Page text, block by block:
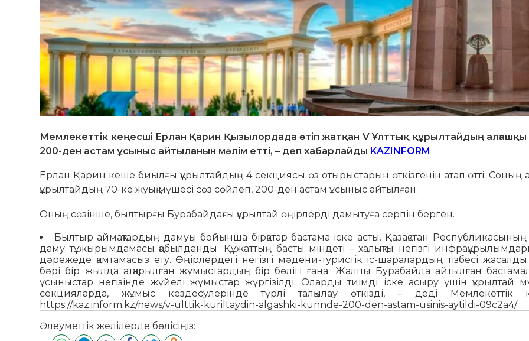
Мемлекеттік кеңесші Ерлан Қарин Қызылордада өтіп жатқан V Ұлттық құрылтайдың алғашқы
200-ден астам ұсыныс айтылғанын мәлім етті, – деп хабарлайды KAZINFORM
Ерлан Қарин кеше биылғы құрылтайдың 4 секциясы өз отырыстарын өткізгенін атап өтті. Соның
құрылтайдың 70-ке жуық мүшесі сөз сөйлеп, 200-ден астам ұсыныс айтылған.
Оның сөзінше, былтырғы Бурабайдағы құрылтай өңірлерді дамытуға серпін берген.
Былтыр аймақтардың дамуы бойынша бірқатар бастама іске асты. Қазақстан Республикасының
даму тұжырымдамасы қабылданды. Құжаттың басты міндеті – халықты негізгі
дәрежеде қамтамасыз ету. Өңірлердегі негізгі мәдени-туристік іс-шаралардың тізбесі
бәрі бір жылда атқарылған жұмыстардың бір бөлігі ғана. Жалпы Бурабайда айтылған
ұсыныстар негізінде жүйелі жұмыстар жүргізілді. Оларды тиімді іске асыру үшін құрылтай
секцияларда, жұмыс кездесулерінде түрлі талқылау өткізді, – деді Мемлекеттік
https://kaz.inform.kz/news/v-ulttik-kuriltaydin-algashki-kunnde-200-den-astam-usinis-aytildi-09c2a4/
Әлеуметтік желілерде бөлісіңіз: